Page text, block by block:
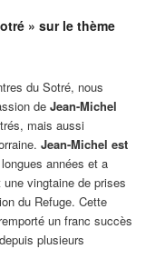
» sur le thème
du Sotré, nous
deJean-Michel
mais aussi
Jean-Michel est
années et a
vingtaine de prises
du Refuge. Cette
un franc succès
plusieurs